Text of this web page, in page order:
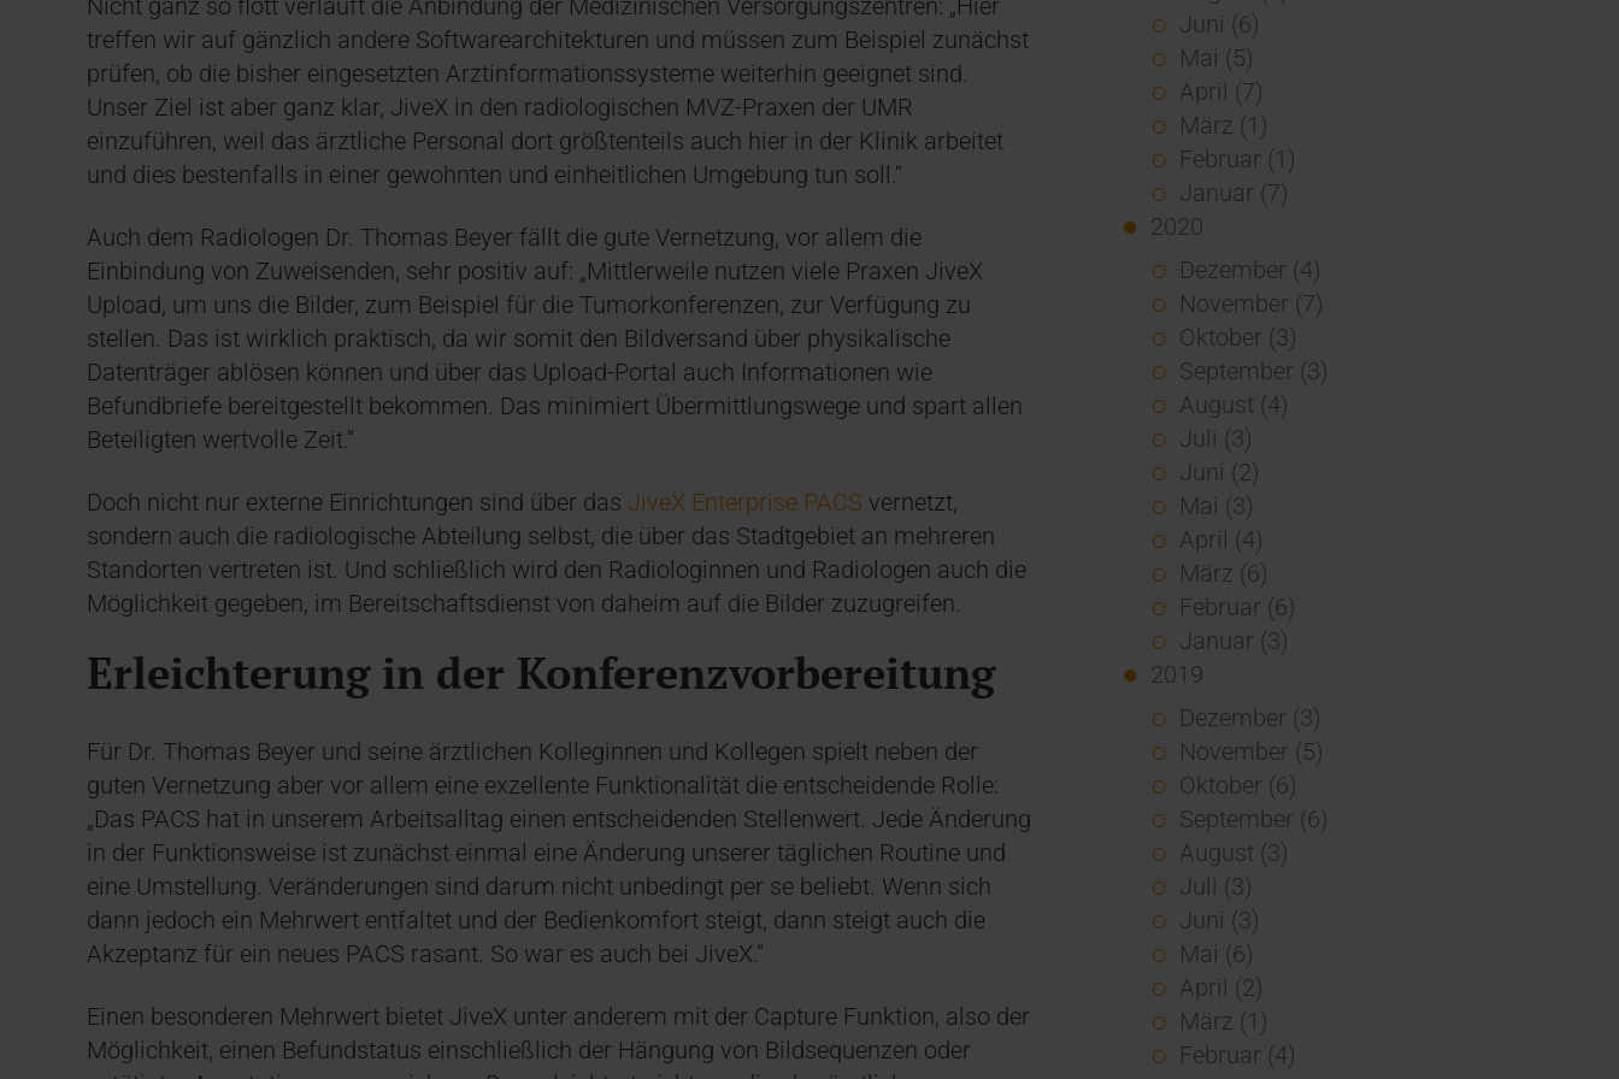
Nicht ganz so flott verläuft die Anbindung der Medizinischen Versorgungszentren: „Hier
treffen wir auf gänzlich andere Softwarearchitekturen und müssen zum Beispiel zunächst
prüfen, ob die bisher eingesetzten Arztinformationssysteme weiterhin geeignet sind.
Unser Ziel ist aber ganz klar, JiveX in den radiologischen MVZ-Praxen der UMR
einzuführen, weil das ärztliche Personal dort größtenteils auch hier in der Klinik arbeitet
und dies bestenfalls in einer gewohnten und einheitlichen Umgebung tun soll.“
Auch dem Radiologen Dr. Thomas Beyer fällt die gute Vernetzung, vor allem die
Einbindung von Zuweisenden, sehr positiv auf: „Mittlerweile nutzen viele Praxen JiveX
Upload, um uns die Bilder, zum Beispiel für die Tumorkonferenzen, zur Verfügung zu
stellen. Das ist wirklich praktisch, da wir somit den Bildversand über physikalische
Datenträger ablösen können und über das Upload-Portal auch Informationen wie
Befundbriefe bereitgestellt bekommen. Das minimiert Übermittlungswege und spart allen
Beteiligten wertvolle Zeit.“
Doch nicht nur externe Einrichtungen sind über das JiveX Enterprise PACS vernetzt,
sondern auch die radiologische Abteilung selbst, die über das Stadtgebiet an mehreren
Standorten vertreten ist. Und schließlich wird den Radiologinnen und Radiologen auch die
Möglichkeit gegeben, im Bereitschaftsdienst von daheim auf die Bilder zuzugreifen.
Erleichterung in der Konferenzvorbereitung
Für Dr. Thomas Beyer und seine ärztlichen Kolleginnen und Kollegen spielt neben der
guten Vernetzung aber vor allem eine exzellente Funktionalität die entscheidende Rolle:
„Das PACS hat in unserem Arbeitsalltag einen entscheidenden Stellenwert. Jede Änderung
in der Funktionsweise ist zunächst einmal eine Änderung unserer täglichen Routine und
eine Umstellung. Veränderungen sind darum nicht unbedingt per se beliebt. Wenn sich
dann jedoch ein Mehrwert entfaltet und der Bedienkomfort steigt, dann steigt auch die
Akzeptanz für ein neues PACS rasant. So war es auch bei JiveX.“
Einen besonderen Mehrwert bietet JiveX unter anderem mit der Capture Funktion, also der
Möglichkeit, einen Befundstatus einschließlich der Hängung von Bildsequenzen oder
Juni (6)
Mai (5)
April (7)
März (1)
Februar (1)
Januar (7)
2020
Dezember (4)
November (7)
Oktober (3)
September (3)
August (4)
Juli (3)
Juni (2)
Mai (3)
April (4)
März (6)
Februar (6)
Januar (3)
2019
Dezember (3)
November (5)
Oktober (6)
September (6)
August (3)
Juli (3)
Juni (3)
Mai (6)
April (2)
März (1)
Februar (4)